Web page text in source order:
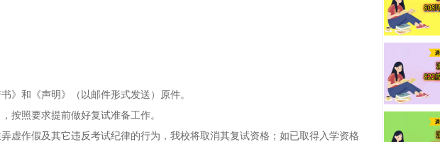
》和《声明》（以邮件形式发送）原件。
按照要求提前做好复试准备工作。
虚作假及其它违反考试纪律的行为，我校将取消其复试资格；如已取得入学资格